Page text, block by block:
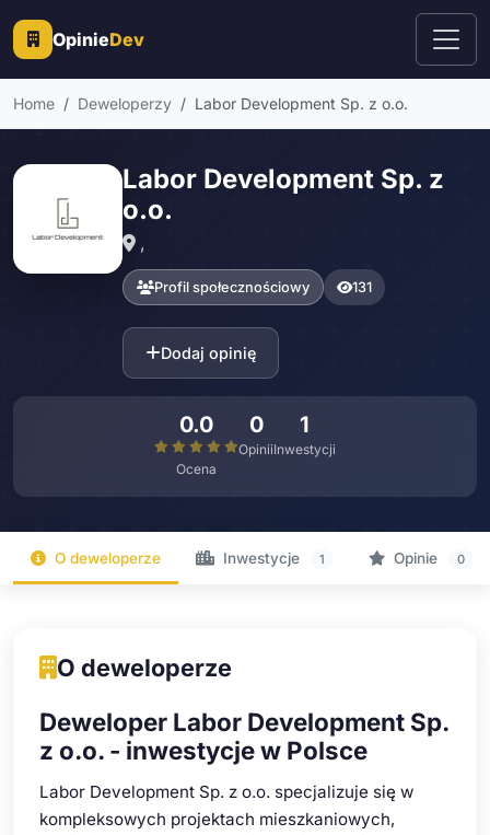
OpinieDev
Home Deweloperzy Labor Development Sp. z o.o.
Labor Development Sp. z
o.o.
,
Profil społecznościowy 131
Dodaj opinię
0.0
Ocena
0
Opinii
1
Inwestycji
O deweloperze Inwestycje 1 Opinie 0
O deweloperze
Deweloper Labor Development Sp.
z o.o. - inwestycje w Polsce
Labor Development Sp. z o.o. specjalizuje się w
kompleksowych projektach mieszkaniowych,